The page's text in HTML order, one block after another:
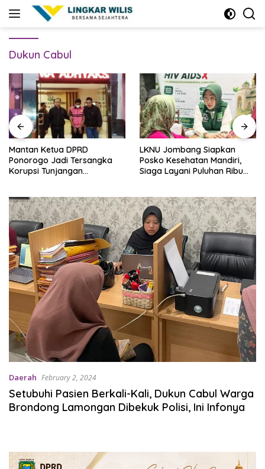
Dukun Cabul
Mantan Ketua DPRD
Ponorogo Jadi Tersangka
Korupsi Tunjangan
LKNU Jombang Siapkan
Posko Kesehatan Mandiri,
Siaga Layani Puluhan Ribu
Daerah February 2, 2024
Setubuhi Pasien Berkali-Kali, Dukun Cabul Warga
Brondong Lamongan Dibekuk Polisi, Ini Infonya